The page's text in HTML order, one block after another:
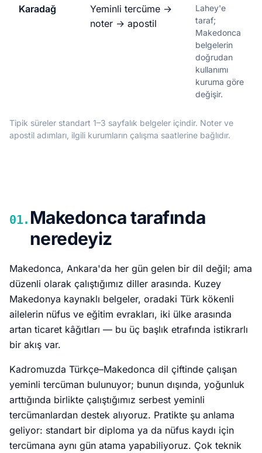
Karadağ
Yeminli tercüme →
noter → apostil
Lahey'e
taraf;
Makedonca
belgelerin
doğrudan
kullanımı
kuruma göre
değişir.
Tipik süreler standart 1–3 sayfalık belgeler içindir. Noter ve
apostil adımları, ilgili kurumların çalışma saatlerine bağlıdır.
01. Makedonca tarafında
neredeyiz
Makedonca, Ankara'da her gün gelen bir dil değil; ama
düzenli olarak çalıştığımız diller arasında. Kuzey
Makedonya kaynaklı belgeler, oradaki Türk kökenli
ailelerin nüfus ve eğitim evrakları, iki ülke arasında
artan ticaret kâğıtları — bu üç başlık etrafında istikrarlı
bir akış var.
Kadromuzda Türkçe–Makedonca dil çiftinde çalışan
yeminli tercüman bulunuyor; bunun dışında, yoğunluk
arttığında birlikte çalıştığımız serbest yeminli
tercümanlardan destek alıyoruz. Pratikte şu anlama
geliyor: standart bir diploma ya da nüfus kaydı için
tercümana aynı gün atama yapabiliyoruz. Çok teknik